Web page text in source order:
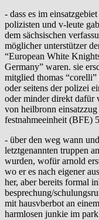
- dass es im
polizisten und v-leute
dem sächsischen
möglicher unterstützer
“European White
Germany” waren. sie
mitglied thomas “corelli”
oder seitens der polizei
oder minder direkt dafür
von heilbronn
festnahmeeinheit (BFE)
- über den weg wann
letztgenannten truppen
wurden, wofür arnold
wo er es nach eigener
her, aber bereits formal
besprechung/
mit hausvberbot an
harmlosen junkie im